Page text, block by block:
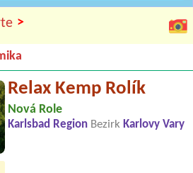
>
Relax Kemp Rolík
Nová Role
Karlsbad Region Bezirk Karlovy Vary